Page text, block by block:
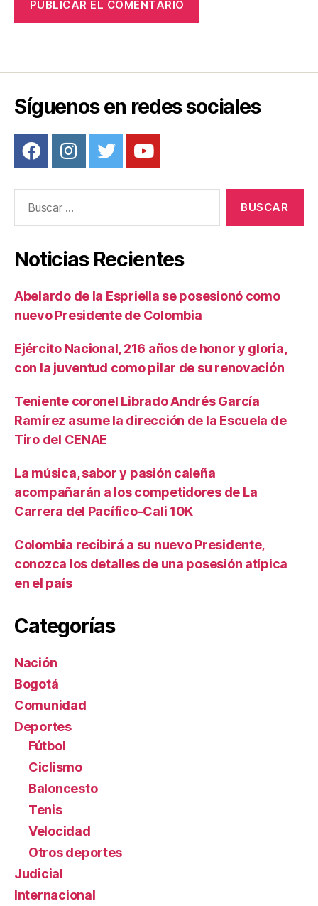
Síguenos en redes sociales
Noticias Recientes
Abelardo de la Espriella se posesionó como
nuevo Presidente de Colombia
Ejército Nacional, 216 años de honor y gloria,
con la juventud como pilar de su renovación
Teniente coronel Librado Andrés García
Ramírez asume la dirección de la Escuela de
Tiro del CENAE
La música, sabor y pasión caleña
acompañarán a los competidores de La
Carrera del Pacífico-Cali 10K
Colombia recibirá a su nuevo Presidente,
conozca los detalles de una posesión atípica
en el país
Categorías
Nación
Bogotá
Comunidad
Deportes
Fútbol
Ciclismo
Baloncesto
Tenis
Velocidad
Otros deportes
Judicial
Internacional